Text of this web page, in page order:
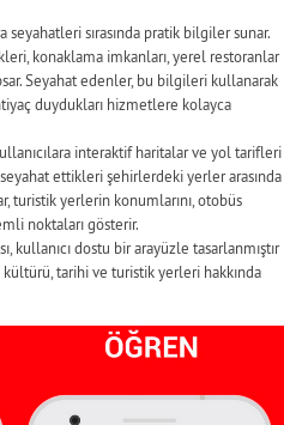
seyahatleri sırasında pratik bilgiler sunar.
konaklama imkanları, yerel restoranlar
Seyahat edenler, bu bilgileri kullanarak
duydukları hizmetlere kolayca
interaktif haritalar ve yol tarifleri
ettikleri şehirlerdeki yerler arasında
turistik yerlerin konumlarını, otobüs
noktaları gösterir.
kullanıcı dostu bir arayüzle tasarlanmıştır
tarihi ve turistik yerleri hakkında